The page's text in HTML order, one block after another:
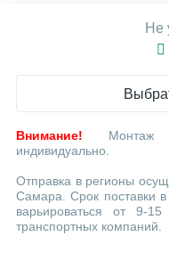
Не
Внимание! Монтаж
индивидуально.
Отправка в регионы
Самара. Срок поставки
варьироваться от 9-
транспортных компаний.